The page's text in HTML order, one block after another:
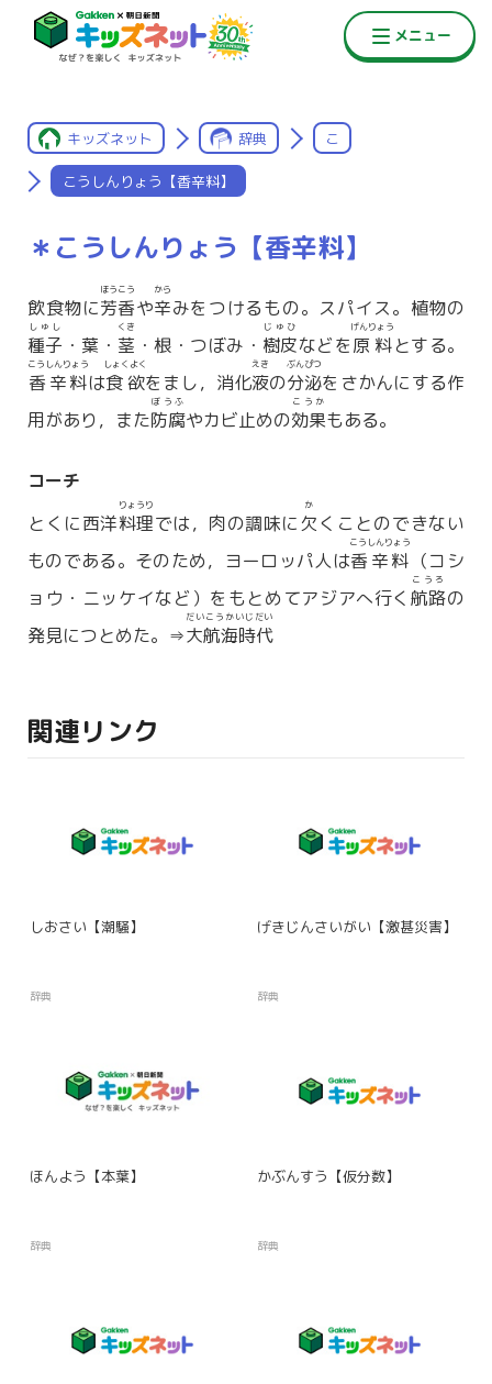
キッズネット 辞典 こ
こうしんりょう【香辛料】
＊こうしんりょう【香辛料】
飲食物に芳香
ほうこう
や辛
から
みをつけるもの。スパイス。植物の
種子
しゅし
・葉・ 茎
くき
・根・つぼみ・ 樹皮
じゅひ
などを原料
げんりょう
とする。
香辛料
こうしんりょう
は食欲
しょくよく
をまし，消化液
えき
の分泌
ぶんぴつ
をさかんにする作
用があり，また防腐
ぼうふ
やカビ止めの効果
こうか
もある。
コーチ
とくに西洋料理
りょうり
では，肉の調味に 欠
か
くことのできない
ものである。そのため，ヨーロッパ人は香辛料
こうしんりょう
（コシ
ョウ・ニッケイなど）をもとめてアジアへ行く 航路
こうろ
の
発見につとめた。⇒大航海時代
だいこうかいじだい
関連リンク
しおさい【潮騒】
辞典
げきじんさいがい【激甚災害】
辞典
ほんよう【本葉】
辞典
かぶんすう【仮分数】
辞典